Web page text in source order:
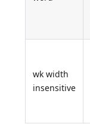
wk width
insensitive